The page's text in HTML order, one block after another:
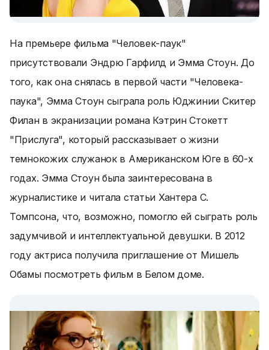
На премьере фильма "Человек-паук"
присутствовали Эндрю Гарфилд и Эмма Стоун. До
того, как она снялась в первой части "Человека-
паука", Эмма Стоун сыграла роль Юджинии Скитер
Филан в экранизации романа Кэтрин Стокетт
"Прислуга", который рассказывает о жизни
темнокожих служанок в Американском Юге в 60-х
годах. Эмма Стоун была заинтересована в
журналистике и читала статьи Хантера С.
Томпсона, что, возможно, помогло ей сыграть роль
задумчивой и интеллектуальной девушки. В 2012
году актриса получила приглашение от Мишель
Обамы посмотреть фильм в Белом доме.